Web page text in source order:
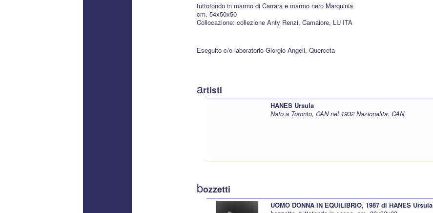
tuttotondo in marmo di Carrara e marmo nero Marquinia
cm. 54x50x50
Collocazione: collezione Anty Renzi, Camaiore, LU ITA
Eseguito c/o laboratorio Giorgio Angeli, Querceta
artisti
HANES Ursula
Nato a Toronto, CAN nel 1932 Nazionalita: CAN
bozzetti
UOMO DONNA IN EQUILIBRIO, 1987 di HANES Ursula